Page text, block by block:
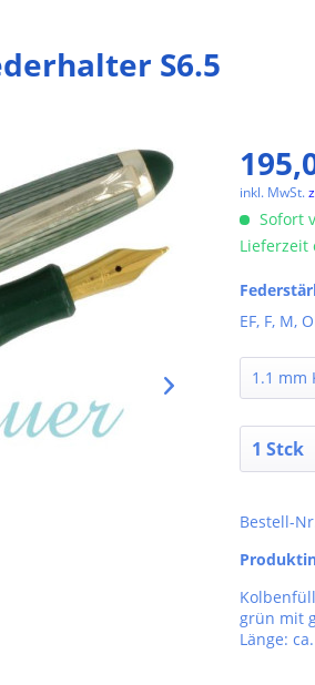
S6.5
inkl. MwSt.
Sofort
Lieferzeit
EF, F, M,
Bestell-
grün mit
Länge: